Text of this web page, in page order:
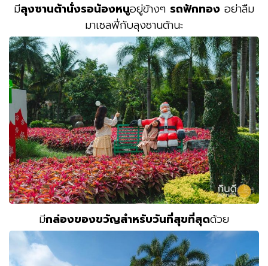
มีลุงซานต้านั่งรอน้องหนูอยู่ข้างๆ รถฟักทอง อย่าลืม
มาเซลฟี่กับลุงซานต้านะ
มีกล่องของขวัญสำหรับวันที่สุขที่สุดด้วย